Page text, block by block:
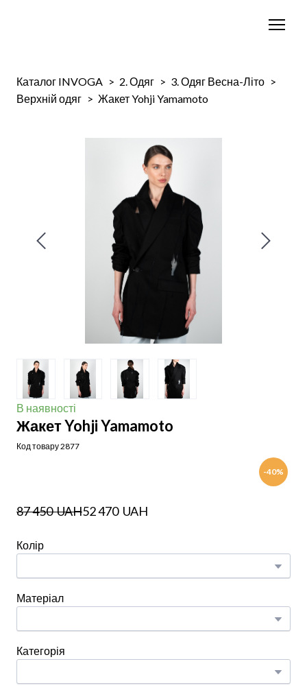
Каталог INVOGA 2. Одяг
3. Одяг Весна-Літо
Верхній одяг
Жакет Yohji Yamamoto
В наявності
Жакет Yohji Yamamoto
Код товару 2877
-40%
87 450  UAH52 470  UAH
Колір
Матеріал
Категорія